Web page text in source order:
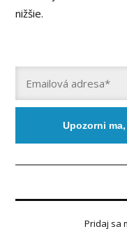
nižšie.
Upozorni
Pridaj sa